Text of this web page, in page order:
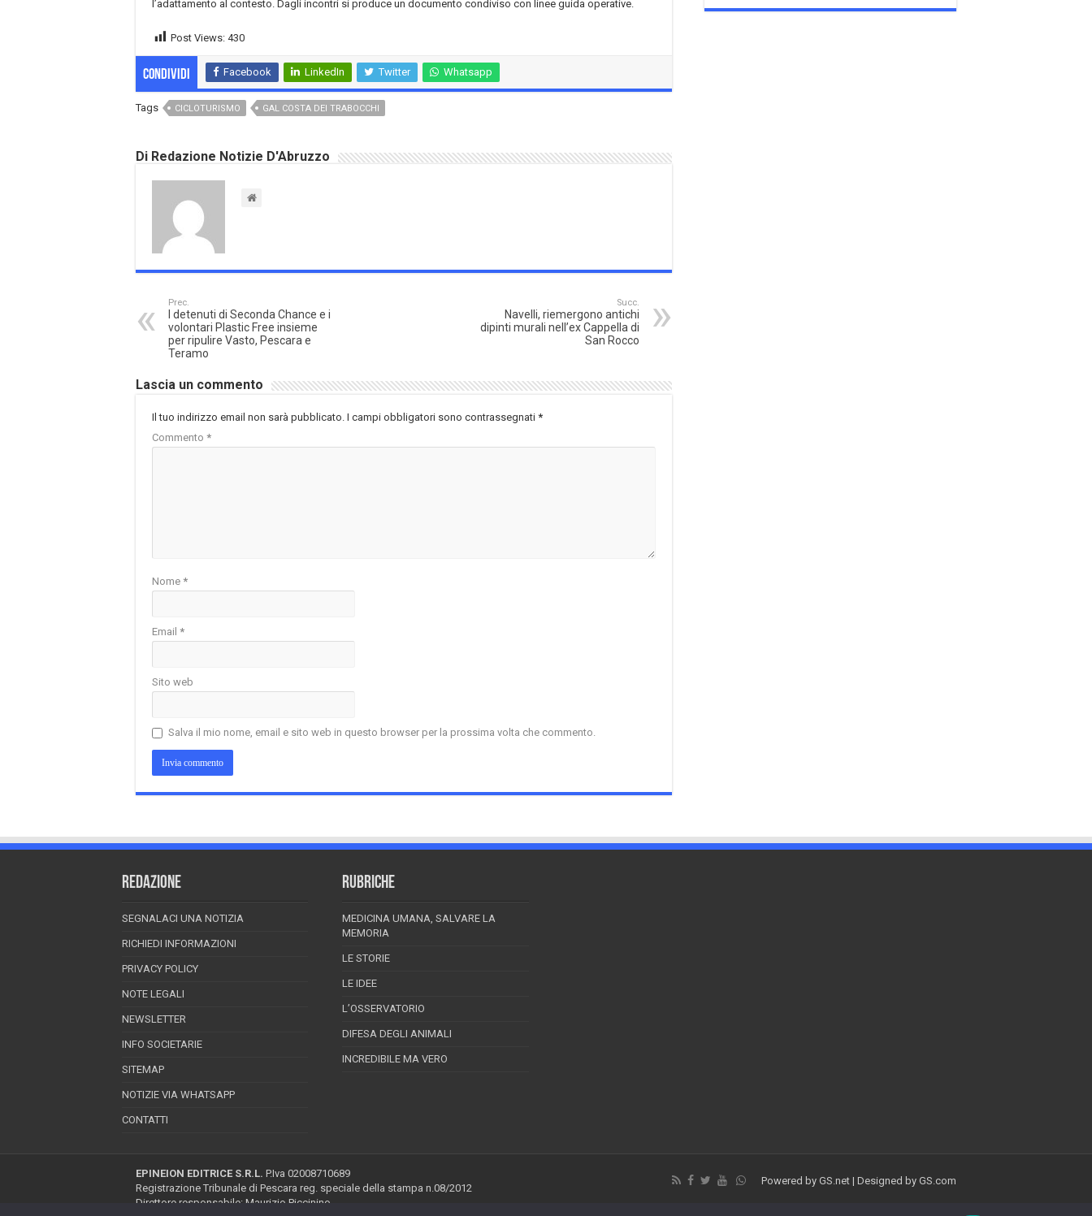
l’adattamento al contesto. Dagli incontri si produce un documento condiviso con linee guida operative.
Post Views: 430
Condividi Facebook LinkedIn Twitter Whatsapp
Tags CICLOTURISMO GAL COSTA DEI TRABOCCHI
Di Redazione Notizie D'Abruzzo
Prec.
I detenuti di Seconda Chance e i
volontari Plastic Free insieme
per ripulire Vasto, Pescara e
Teramo
Succ.
Navelli, riemergono antichi
dipinti murali nell’ex Cappella di
San Rocco
Lascia un commento
Il tuo indirizzo email non sarà pubblicato. I campi obbligatori sono contrassegnati *
Commento *
Nome *
Email *
Sito web
Salva il mio nome, email e sito web in questo browser per la prossima volta che commento.
REDAZIONE
SEGNALACI UNA NOTIZIA
RICHIEDI INFORMAZIONI
PRIVACY POLICY
NOTE LEGALI
NEWSLETTER
INFO SOCIETARIE
SITEMAP
NOTIZIE VIA WHATSAPP
CONTATTI
RUBRICHE
MEDICINA UMANA, SALVARE LA
MEMORIA
LE STORIE
LE IDEE
L’OSSERVATORIO
DIFESA DEGLI ANIMALI
INCREDIBILE MA VERO
Powered by GS.net | Designed by GS.com
EPINEION EDITRICE S.R.L. P.Iva 02008710689
Registrazione Tribunale di Pescara reg. speciale della stampa n.08/2012
Direttore responsabile: Maurizio Piccinino